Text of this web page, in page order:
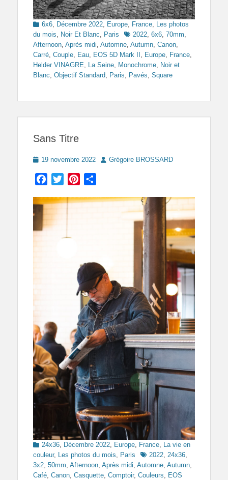
Categories
6x6, Décembre 2022, Europe, France, Les photos
du mois, Noir Et Blanc, Paris Tags2022, 6x6, 70mm,
Afternoon, Après midi, Automne, Autumn, Canon,
Carré, Couple, Eau, EOS 5D Mark II , Europe, France,
Helder VINAGRE, La Seine, Monochrome, Noir et
Blanc, Objectif Standard, Paris, Pavés, Square
Sans Titre
Posted
19 novembre 2022 Author
Grégoire BROSSARD
Facebook
TwitterPinterest
Categories
24x36, Décembre 2022, Europe, France, La vie en
couleur, Les photos du mois, Paris Tags2022, 24x36,
3x2, 50mm, Afternoon, Après midi, Automne, Autumn,
Café, Canon, Casquette, Comptoir, Couleurs, EOS